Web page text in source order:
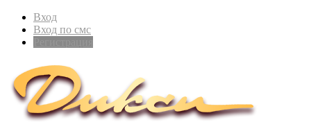
Вход
Вход по смс